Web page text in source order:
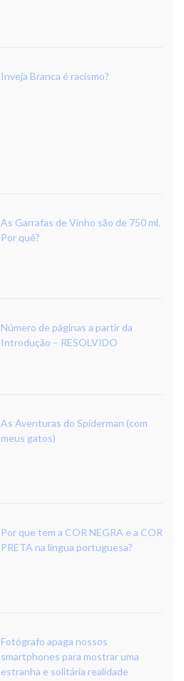
Inveja Branca é racismo?
As Garrafas de Vinho são de 750 ml.
Por quê?
Número de páginas a partir da
Introdução – RESOLVIDO
As Aventuras do Spiderman (com
meus gatos)
Por que tem a COR NEGRA e a COR
PRETA na língua portuguesa?
Fotógrafo apaga nossos
smartphones para mostrar uma
estranha e solitária realidade